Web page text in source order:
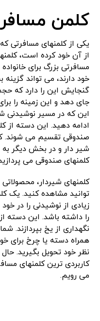
کلمن
یکی از کلمنهای مسافرتی
از آن خود کرده است،
مسافرتی بزرگ برای
خود دارند، می تواند
گنجایش این را دارد که
جای دهد و این زمینه را
این که در مسیر نوشیدنی
ادامه دهید. این دسته از
صندوقی تقسیم می شوند.
شیر دار و در بخش دیگر
کلمنهای صندوقی می
کلمنهای شیردار،
توانید مشاهده کنید. یک
زیادی از نوشیدنی را در
را داشته باشد. این دسته
نگهداری از یخ بپردازند.
همراه دسته یا چرخ برای
نظر خود تحویل بگیرید.
کاربردی ترین کلمنهای
می رویم.